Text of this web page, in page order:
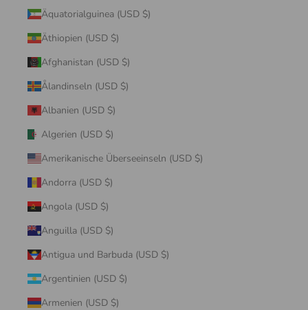
Äquatorialguinea (USD $)
Äthiopien (USD $)
Afghanistan (USD $)
Ålandinseln (USD $)
Albanien (USD $)
Algerien (USD $)
Amerikanische Überseeinseln (USD $)
Andorra (USD $)
Angola (USD $)
Anguilla (USD $)
Antigua und Barbuda (USD $)
Argentinien (USD $)
Armenien (USD $)